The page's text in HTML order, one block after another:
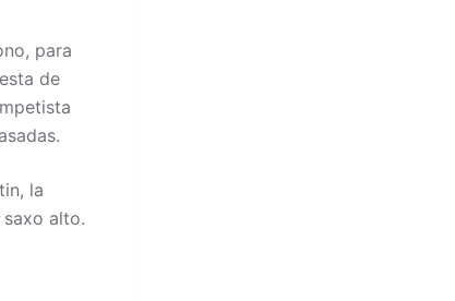
para
de
la
alto.